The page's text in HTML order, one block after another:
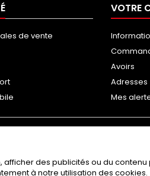
de vente
VOTRE
Avoirs
Adresses
Mes
des publicités ou du
à notre utilisation des cookies.